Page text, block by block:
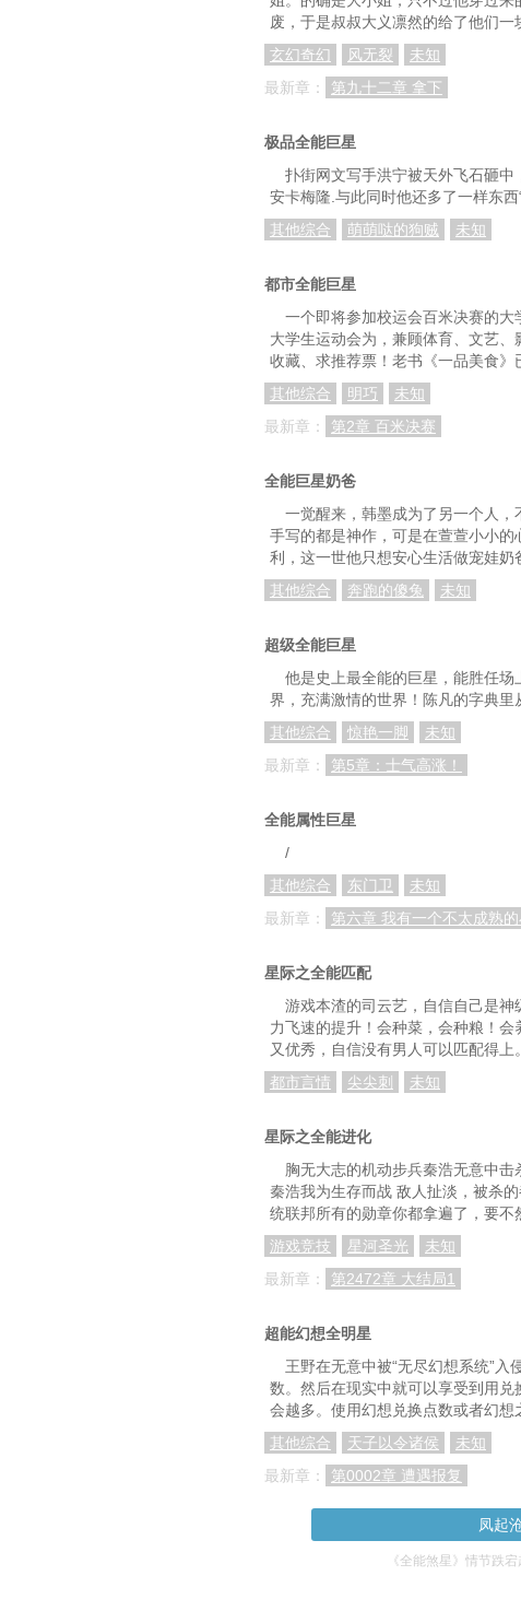
第三十八章 检测
第四十一章 说服林雄
第四十四章 学校的形式主义
第五十章 拯救行动（五）
第五十二章 拯救行动八
第五十五章 拯救行动十一
第六十一章 陈燕开心的一天
第六十四章 牛刀杀鸡
第六十七章 幸运之人
第七十章 各有所思
第七十二章 浓雾深林 (第三更）
第七十五章 三招
第七十八章 上官磬儿（下）
第八十一章 风雨来临前
第八十七章 火烤乳猪
第九十三章 秒杀僵尸
废，于是叔叔大义凛然的给了他们
玄幻奇幻
风无裂
未知
最新章：
第九十二章 拿下
极品全能巨星
扑街网文写手洪宁被天外飞石砸
安卡梅隆.与此同时他还多了一样东
其他综合
萌萌哒的狗贼 未知
都市全能巨星
一个即将参加校运会百米决赛的
大学生运动会为，兼顾体育、文艺
收藏、求推荐票！老书《一品美食》
其他综合
明巧
未知
最新章：
第2章 百米决赛
全能巨星奶爸
一觉醒来，韩墨成为了另一个人
手写的都是神作，可是在萱萱小小
利，这一世他只想安心生活做宠娃奶
其他综合
奔跑的傻兔 未知
超级全能巨星
他是史上最全能的巨星，能胜任
界，充满激情的世界！陈凡的字典里
其他综合
惊艳一脚
未知
最新章：
第5章：士气高涨！
全能属性巨星
/
其他综合
东门卫
未知
最新章：
第六章 我有一个不太成熟的
星际之全能匹配
游戏本渣的司云艺，自信自己是
力飞速的提升！会种菜，会种粮！
又优秀，自信没有男人可以匹配得
都市言情
尖尖刺 未知
星际之全能进化
胸无大志的机动步兵秦浩无意中
秦浩我为生存而战 敌人扯淡，被杀
统联邦所有的勋章你都拿遍了，要不
游戏竞技
星河圣光
未知
最新章：
第2472章 大结局1
超能幻想全明星
王野在无意中被“无尽幻想系统”
数。然后在现实中就可以享受到用
会越多。使用幻想兑换点数或者幻
其他综合
天子以令诸侯
未知
最新章：
第0002章 遭遇报复
凤起
《全能煞星》情节跌